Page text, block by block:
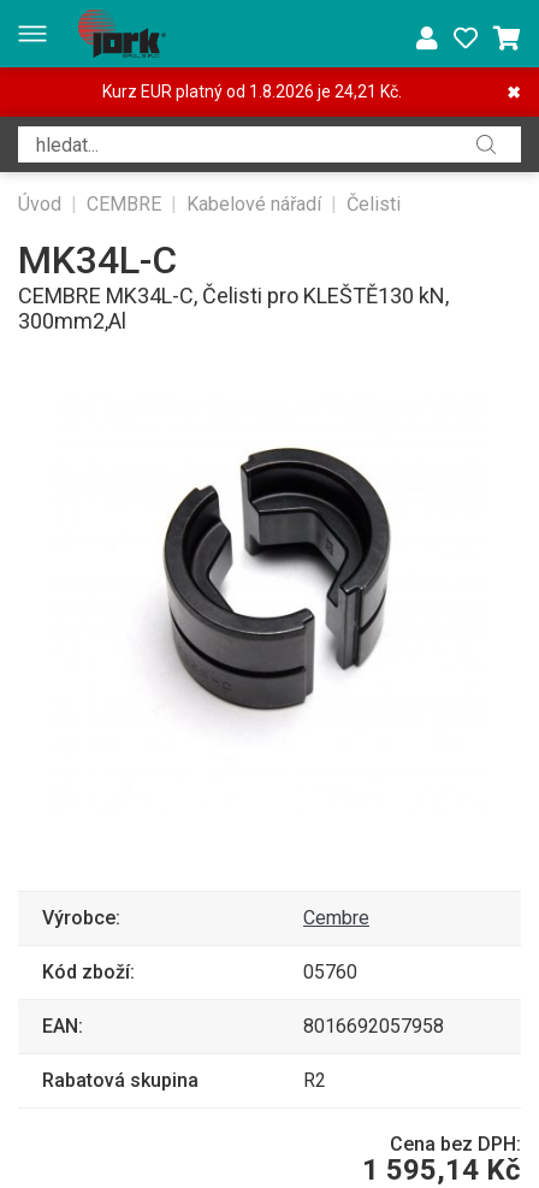
✖
Kurz EUR platný od 1.8.2026 je 24,21 Kč.
Úvod | CEMBRE | Kabelové nářadí | Čelisti
MK34L-C
CEMBRE MK34L-C, Čelisti pro KLEŠTĚ130 kN,
300mm2,Al
Výrobce: Cembre
Kód zboží: 05760
EAN: 8016692057958
Rabatová skupina R2
Cena bez DPH:
1 595,14 Kč